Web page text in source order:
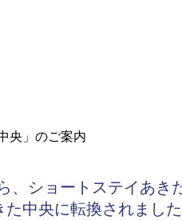
央」のご案内
、ショートステイあき
中央に転換されました